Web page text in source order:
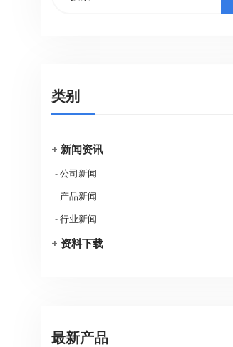
类别
+ 新闻资讯
-公司新闻
- 产品新闻
-行业新闻
+ 资料下载
最新产品